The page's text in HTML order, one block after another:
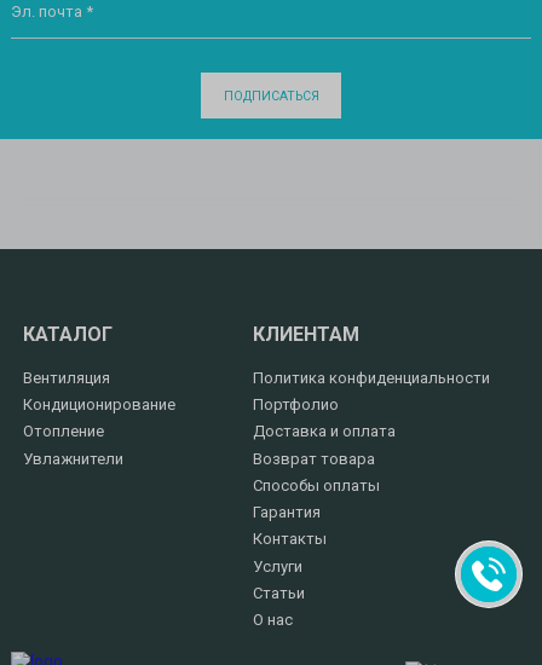
Эл. почта *
ПОДПИСАТЬСЯ
КАТАЛОГ
Вентиляция
Кондиционирование
Отопление
Увлажнители
КЛИЕНТАМ
Политика конфиденциальности
Портфолио
Доставка и оплата
Возврат товара
Способы оплаты
Гарантия
Контакты
Услуги
Статьи
О нас